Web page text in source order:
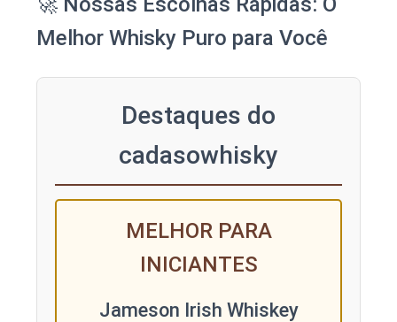
Melhor Whisky Puro para Você
Destaques do
cadasowhisky
MELHOR PARA
INICIANTES
Jameson Irish Whiskey